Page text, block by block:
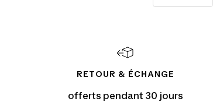
RETOUR & ÉCHANGE
offerts pendant 30 jours